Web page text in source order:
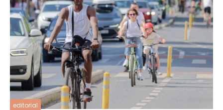
editorial